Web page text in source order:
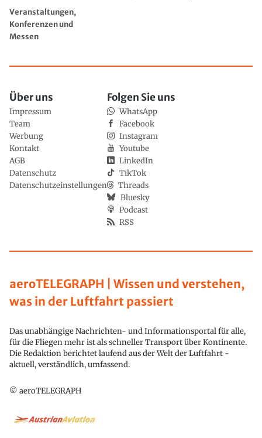
Veranstaltungen,
Konferenzen und
Messen
aeroTELEGRAPH | Wissen und verstehen,
was in der Luftfahrt passiert
Das unabhängige Nachrichten- und Informationsportal für alle,
für die Fliegen mehr ist als schneller Transport über Kontinente.
Die Redaktion berichtet laufend aus der Welt der Luftfahrt -
aktuell, verständlich, umfassend.
© aeroTELEGRAPH
Über uns
Impressum
Team
Werbung
Kontakt
AGB
Datenschutz
Datenschutzeinstellungen
Folgen Sie uns
WhatsApp
Facebook
Instagram
Youtube
LinkedIn
TikTok
Threads
Bluesky
Podcast
RSS